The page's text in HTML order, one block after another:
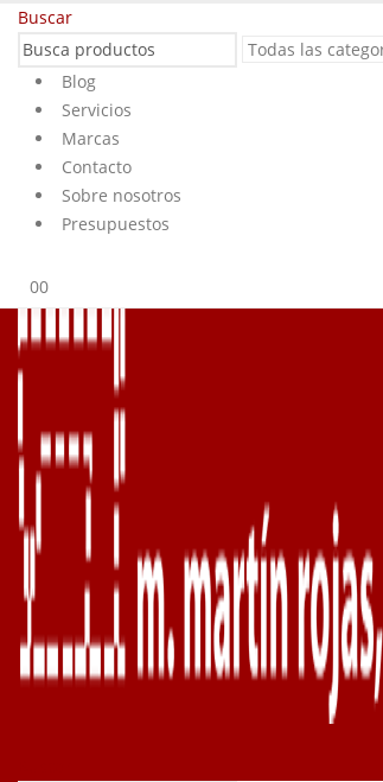
Buscar
Blog
Servicios
Marcas
Contacto
Sobre nosotros
Presupuestos
00